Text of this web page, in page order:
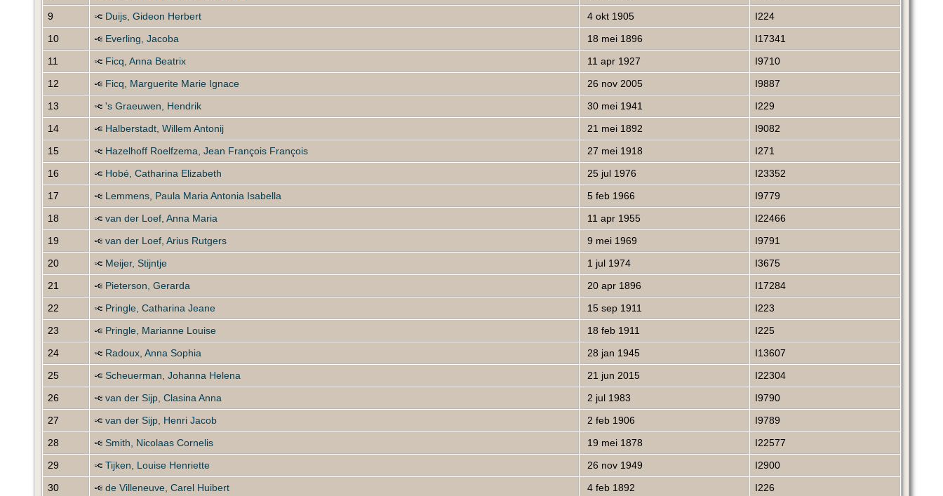
9
Duijs, Gideon Herbert 4 okt 1905
I224
10
Everling, Jacoba 18 mei 1896
I17341
11
Ficq, Anna Beatrix 11 apr 1927
I9710
12
Ficq, Marguerite Marie Ignace 26 nov 2005
I9887
13
's Graeuwen, Hendrik 30 mei 1941
I229
14
Halberstadt, Willem Antonij 21 mei 1892
I9082
15
Hazelhoff Roelfzema, Jean François François 27 mei 1918
I271
16
Hobé, Catharina Elizabeth 25 jul 1976
I23352
17
Lemmens, Paula Maria Antonia Isabella 5 feb 1966
I9779
18
van der Loef, Anna Maria 11 apr 1955
I22466
19
van der Loef, Arius Rutgers 9 mei 1969
I9791
20
Meijer, Stijntje 1 jul 1974
I3675
21
Pieterson, Gerarda 20 apr 1896
I17284
22
Pringle, Catharina Jeane 15 sep 1911
I223
23
Pringle, Marianne Louise 18 feb 1911
I225
24
Radoux, Anna Sophia 28 jan 1945
I13607
25
Scheuerman, Johanna Helena 21 jun 2015
I22304
26
van der Sijp, Clasina Anna 2 jul 1983
I9790
27
van der Sijp, Henri Jacob 2 feb 1906
I9789
28
Smith, Nicolaas Cornelis 19 mei 1878
I22577
29
Tijken, Louise Henriette 26 nov 1949
I2900
30
de Villeneuve, Carel Huibert 4 feb 1892
I226